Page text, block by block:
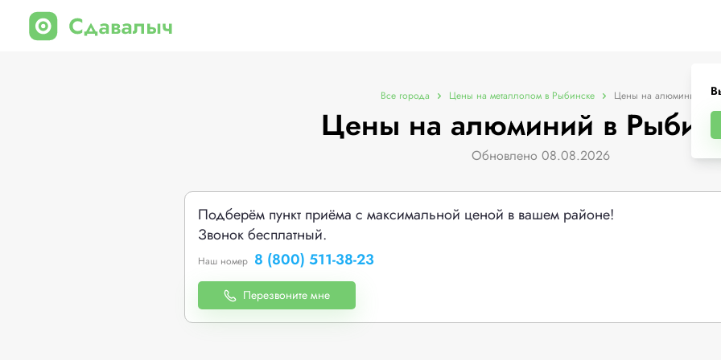
Все города Цены на металлолом в Рыбинске Цены на алюминий
Цены на алюминий в
Обновлено 08.08.2026
Подберём пункт приёма с максимальной ценой в вашем районе!
Звонок бесплатный.
Наш номер 8 (800) 511-38-23
Перезвоните мне